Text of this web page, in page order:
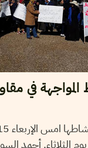
في
يوم الثلاثاء. أحمد